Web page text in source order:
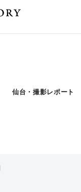
仙台・撮影レポート